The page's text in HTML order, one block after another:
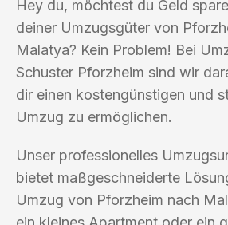
Hey du, möchtest du Geld
deiner Umzugsgüter von
Malatya? Kein Problem! Bei
Schuster Pforzheim sind wir
dir einen kostengünstigen und
Umzug zu ermöglichen.
Unser professionelles
bietet maßgeschneiderte
Umzug von Pforzheim nach